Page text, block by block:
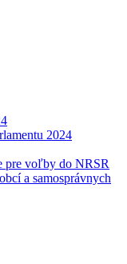
2024
pre voľby do NRSR
a samosprávnych